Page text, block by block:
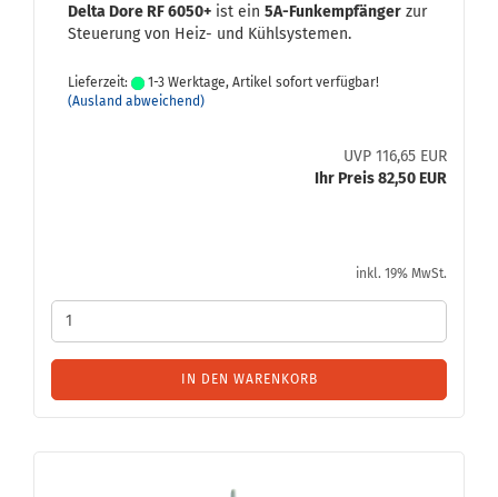
Delta Dore RF 6050+ ist ein 5A-​Funkempfänger zur
Steue­rung von Heiz- und Kühl­sys­te­men.
Lieferzeit:
1-3 Werktage, Artikel sofort verfügbar!
(Ausland abweichend)
UVP 116,65 EUR
Ihr Preis 82,50 EUR
inkl. 19% MwSt.
IN DEN WARENKORB